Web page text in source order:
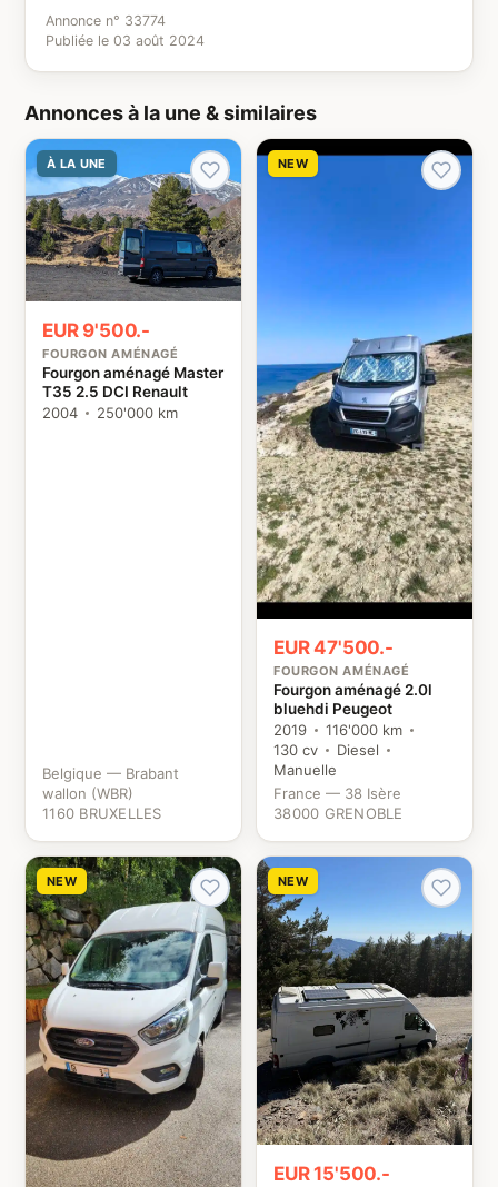
Annonce n° 33774
Publiée le 03 août 2024
Annonces à la une & similaires
À LA UNE
EUR 9'500.-
FOURGON AMÉNAGÉ
Fourgon aménagé Master
T35 2.5 DCI Renault
2004
250'000 km
Belgique — Brabant
wallon (WBR)
1160 BRUXELLES
NEW
EUR 47'500.-
FOURGON AMÉNAGÉ
Fourgon aménagé 2.0l
bluehdi Peugeot
2019
116'000 km
130 cv
Diesel
Manuelle
France — 38 Isère
38000 GRENOBLE
NEW NEW
EUR 15'500.-